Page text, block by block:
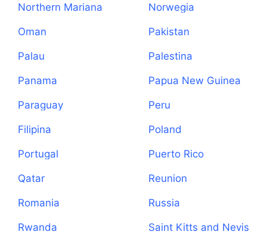
Northern Mariana
Norwegia
Oman Pakistan
Palau Palestina
Panama Papua New Guinea
Paraguay Peru
Filipina Poland
Portugal Puerto Rico
Qatar Reunion
Romania Russia
Rwanda Saint Kitts and Nevis